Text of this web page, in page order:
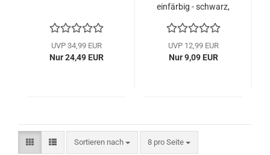
UVP 34,99 EUR
Nur 24,49 EUR
einfärbig - schwarz,
weiß
UVP 12,99 EUR
Nur 9,09 EUR
Sortieren nach
Sortieren nach 8 pro Seite
pro Seite